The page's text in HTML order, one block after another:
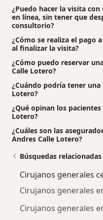
¿Puedo hacer la visita
en línea, sin tener que
consultorio?
¿Cómo se realiza el pago
al finalizar la visita?
¿Cómo puedo reservar
Calle Lotero?
¿Cuándo podría tener una
Lotero?
¿Qué opinan los
Lotero?
¿Cuáles son las
Andres Calle Lotero?
Búsquedas relacionadas
Cirujanos generales
Cirujanos generales
Cirujanos generales